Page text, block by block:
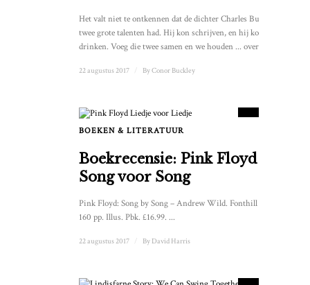
Het valt niet te ontkennen dat de dichter Charles Bukowski
twee grote talenten had. Hij kon schrijven, en hij kon
drinken. Voeg die twee samen en we houden ... over
22 augustus 2017 ByConor Buckley
SCORE
BOEKEN & LITERATUUR
Boekrecensie: Pink Floyd
Song voor Song
Pink Floyd: Song by Song – Andrew Wild. Fonthill Media.
160 pp. Illus. Pbk. £16.99. ...
22 augustus 2017 By David Harris